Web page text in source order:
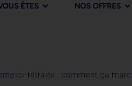
ÊTES NOS OFFRES
retraite : comment ça